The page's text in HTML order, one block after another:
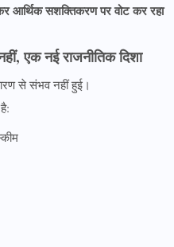
आर्थिक सशक्तिकरण पर वोट कर रहा
एक नई राजनीतिक दिशा
से संभव नहीं हुई।